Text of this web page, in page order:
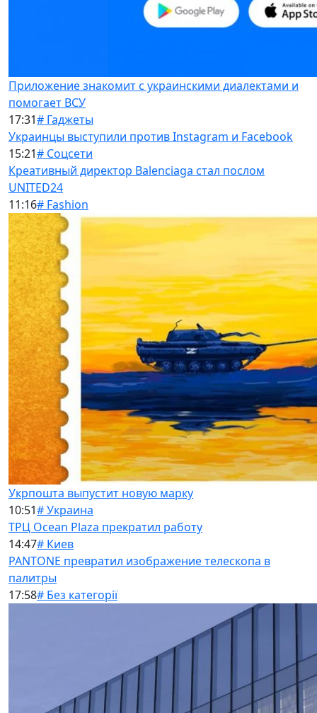
Приложение знакомит с украинскими диалектами и
помогает ВСУ
17:31# Гаджеты
Украинцы выступили против Instagram и Facebook
15:21# Соцсети
Креативный директор Balenciaga стал послом
UNITED24
11:16# Fashion
Укрпошта выпустит новую марку
10:51# Украина
ТРЦ Ocean Plaza прекратил работу
14:47# Киев
PANTONE превратил изображение телескопа в
палитры
17:58# Без категорії